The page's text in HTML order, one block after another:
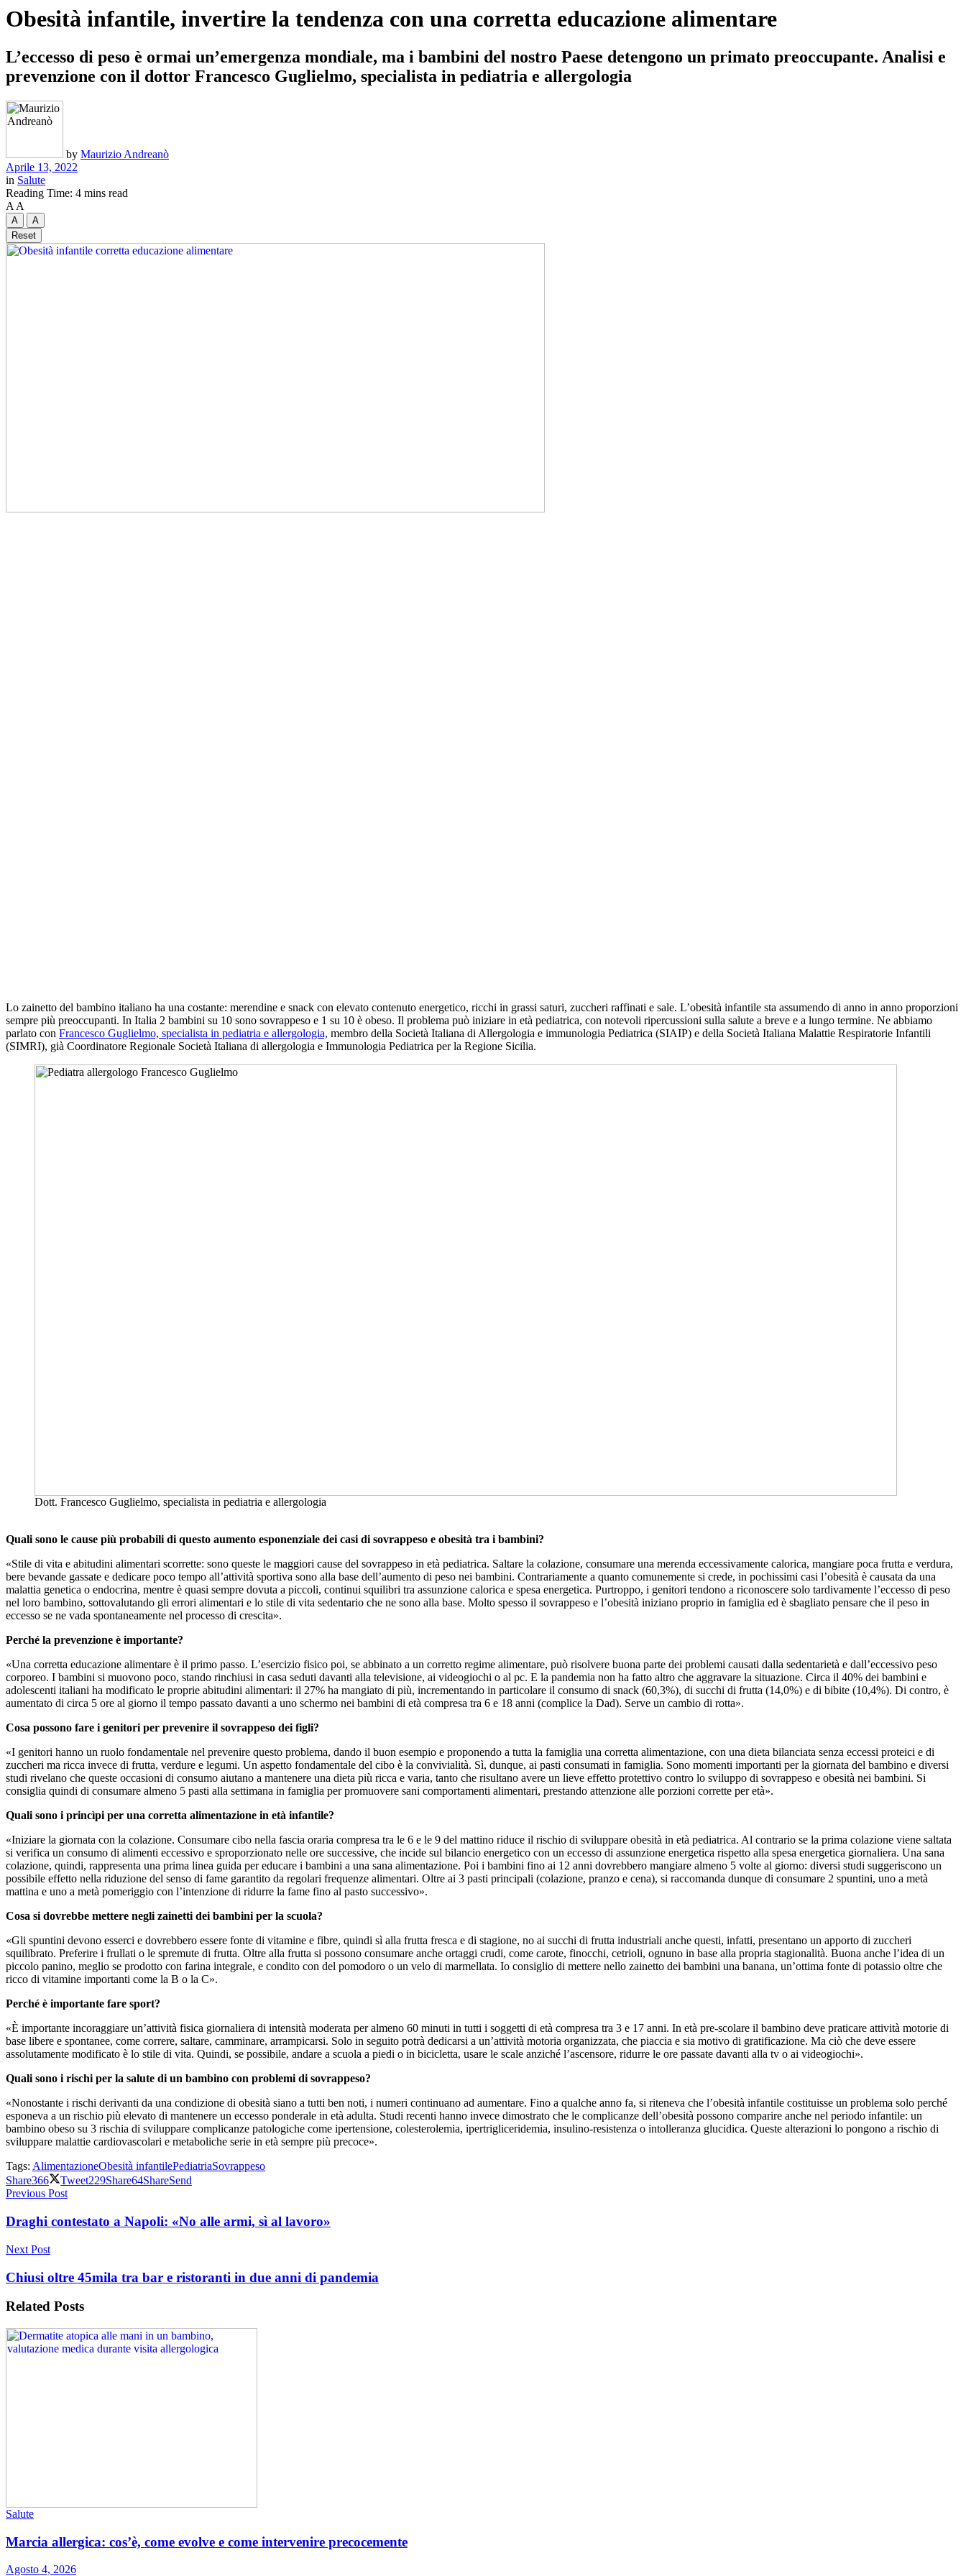
Obesità infantile, invertire la tendenza con una corretta educazione alimentare
L’eccesso di peso è ormai un’emergenza mondiale, ma i bambini del nostro Paese detengono un primato preoccupante. Analisi e
prevenzione con il dottor Francesco Guglielmo, specialista in pediatria e allergologia
by Maurizio Andreanò
Aprile 13, 2022
in Salute
Reading Time: 4 mins read
A A
A
A
Reset
Lo zainetto del bambino italiano ha una costante: merendine e snack con elevato contenuto energetico, ricchi in grassi saturi, zuccheri raffinati e sale. L’obesità infantile sta assumendo di anno in anno proporzioni
sempre più preoccupanti. In Italia 2 bambini su 10 sono sovrappeso e 1 su 10 è obeso. Il problema può iniziare in età pediatrica, con notevoli ripercussioni sulla salute a breve e a lungo termine. Ne abbiamo
parlato con Francesco Guglielmo, specialista in pediatria e allergologia, membro della Società Italiana di Allergologia e immunologia Pediatrica (SIAIP) e della Società Italiana Malattie Respiratorie Infantili
(SIMRI), già Coordinatore Regionale Società Italiana di allergologia e Immunologia Pediatrica per la Regione Sicilia.
Dott. Francesco Guglielmo, specialista in pediatria e allergologia
Quali sono le cause più probabili di questo aumento esponenziale dei casi di sovrappeso e obesità tra i bambini?
«Stile di vita e abitudini alimentari scorrette: sono queste le maggiori cause del sovrappeso in età pediatrica. Saltare la colazione, consumare una merenda eccessivamente calorica, mangiare poca frutta e verdura,
bere bevande gassate e dedicare poco tempo all’attività sportiva sono alla base dell’aumento di peso nei bambini. Contrariamente a quanto comunemente si crede, in pochissimi casi l’obesità è causata da una
malattia genetica o endocrina, mentre è quasi sempre dovuta a piccoli, continui squilibri tra assunzione calorica e spesa energetica. Purtroppo, i genitori tendono a riconoscere solo tardivamente l’eccesso di peso
nel loro bambino, sottovalutando gli errori alimentari e lo stile di vita sedentario che ne sono alla base. Molto spesso il sovrappeso e l’obesità iniziano proprio in famiglia ed è sbagliato pensare che il peso in
eccesso se ne vada spontaneamente nel processo di crescita».
Perché la prevenzione è importante?
«Una corretta educazione alimentare è il primo passo. L’esercizio fisico poi, se abbinato a un corretto regime alimentare, può risolvere buona parte dei problemi causati dalla sedentarietà e dall’eccessivo peso
corporeo. I bambini si muovono poco, stando rinchiusi in casa seduti davanti alla televisione, ai videogiochi o al pc. E la pandemia non ha fatto altro che aggravare la situazione. Circa il 40% dei bambini e
adolescenti italiani ha modificato le proprie abitudini alimentari: il 27% ha mangiato di più, incrementando in particolare il consumo di snack (60,3%), di succhi di frutta (14,0%) e di bibite (10,4%). Di contro, è
aumentato di circa 5 ore al giorno il tempo passato davanti a uno schermo nei bambini di età compresa tra 6 e 18 anni (complice la Dad). Serve un cambio di rotta».
Cosa possono fare i genitori per prevenire il sovrappeso dei figli?
«I genitori hanno un ruolo fondamentale nel prevenire questo problema, dando il buon esempio e proponendo a tutta la famiglia una corretta alimentazione, con una dieta bilanciata senza eccessi proteici e di
zuccheri ma ricca invece di frutta, verdure e legumi. Un aspetto fondamentale del cibo è la convivialità. Sì, dunque, ai pasti consumati in famiglia. Sono momenti importanti per la giornata del bambino e diversi
studi rivelano che queste occasioni di consumo aiutano a mantenere una dieta più ricca e varia, tanto che risultano avere un lieve effetto protettivo contro lo sviluppo di sovrappeso e obesità nei bambini. Si
consiglia quindi di consumare almeno 5 pasti alla settimana in famiglia per promuovere sani comportamenti alimentari, prestando attenzione alle porzioni corrette per età».
Quali sono i princìpi per una corretta alimentazione in età infantile?
«Iniziare la giornata con la colazione. Consumare cibo nella fascia oraria compresa tra le 6 e le 9 del mattino riduce il rischio di sviluppare obesità in età pediatrica. Al contrario se la prima colazione viene saltata
si verifica un consumo di alimenti eccessivo e sproporzionato nelle ore successive, che incide sul bilancio energetico con un eccesso di assunzione energetica rispetto alla spesa energetica giornaliera. Una sana
colazione, quindi, rappresenta una prima linea guida per educare i bambini a una sana alimentazione. Poi i bambini fino ai 12 anni dovrebbero mangiare almeno 5 volte al giorno: diversi studi suggeriscono un
possibile effetto nella riduzione del senso di fame garantito da regolari frequenze alimentari. Oltre ai 3 pasti principali (colazione, pranzo e cena), si raccomanda dunque di consumare 2 spuntini, uno a metà
mattina e uno a metà pomeriggio con l’intenzione di ridurre la fame fino al pasto successivo».
Cosa si dovrebbe mettere negli zainetti dei bambini per la scuola?
«Gli spuntini devono esserci e dovrebbero essere fonte di vitamine e fibre, quindi sì alla frutta fresca e di stagione, no ai succhi di frutta industriali anche questi, infatti, presentano un apporto di zuccheri
squilibrato. Preferire i frullati o le spremute di frutta. Oltre alla frutta si possono consumare anche ortaggi crudi, come carote, finocchi, cetrioli, ognuno in base alla propria stagionalità. Buona anche l’idea di un
piccolo panino, meglio se prodotto con farina integrale, e condito con del pomodoro o un velo di marmellata. Io consiglio di mettere nello zainetto dei bambini una banana, un’ottima fonte di potassio oltre che
ricco di vitamine importanti come la B o la C».
Perché è importante fare sport?
«È importante incoraggiare un’attività fisica giornaliera di intensità moderata per almeno 60 minuti in tutti i soggetti di età compresa tra 3 e 17 anni. In età pre-scolare il bambino deve praticare attività motorie di
base libere e spontanee, come correre, saltare, camminare, arrampicarsi. Solo in seguito potrà dedicarsi a un’attività motoria organizzata, che piaccia e sia motivo di gratificazione. Ma ciò che deve essere
assolutamente modificato è lo stile di vita. Quindi, se possibile, andare a scuola a piedi o in bicicletta, usare le scale anziché l’ascensore, ridurre le ore passate davanti alla tv o ai videogiochi».
Quali sono i rischi per la salute di un bambino con problemi di sovrappeso?
«Nonostante i rischi derivanti da una condizione di obesità siano a tutti ben noti, i numeri continuano ad aumentare. Fino a qualche anno fa, si riteneva che l’obesità infantile costituisse un problema solo perché
esponeva a un rischio più elevato di mantenere un eccesso ponderale in età adulta. Studi recenti hanno invece dimostrato che le complicanze dell’obesità possono comparire anche nel periodo infantile: un
bambino obeso su 3 rischia di sviluppare complicanze patologiche come ipertensione, colesterolemia, ipertrigliceridemia, insulino-resistenza o intolleranza glucidica. Queste alterazioni lo pongono a rischio di
sviluppare malattie cardiovascolari e metaboliche serie in età sempre più precoce».
Tags: AlimentazioneObesità infantilePediatriaSovrappeso
Share366 Tweet229Share64ShareSend
Previous Post
Draghi contestato a Napoli: «No alle armi, sì al lavoro»
Next Post
Chiusi oltre 45mila tra bar e ristoranti in due anni di pandemia
Related Posts
Salute
Marcia allergica: cos’è, come evolve e come intervenire precocemente
Agosto 4, 2026